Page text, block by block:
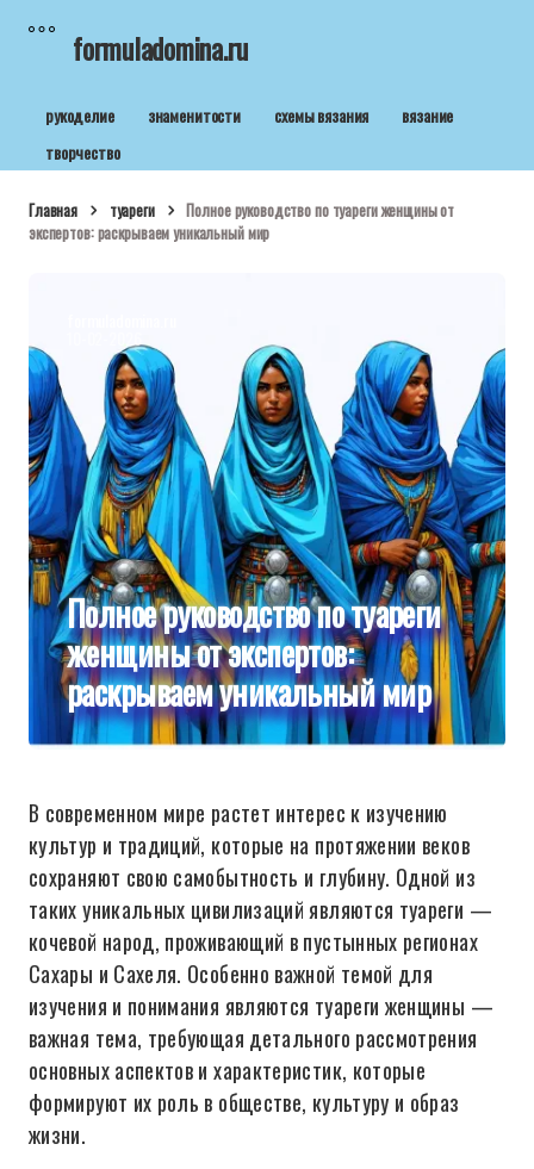
formuladomina.ru
рукоделие знаменитости схемы вязания
вязание
творчество
Главная туареги
Полное руководство по туареги женщины от
экспертов: раскрываем уникальный мир
Полное руководство по туареги
женщины от экспертов:
раскрываем уникальный мир
В современном мире растет интерес к изучению
культур и традиций, которые на протяжении веков
сохраняют свою самобытность и глубину. Одной из
таких уникальных цивилизаций являются туареги —
кочевой народ, проживающий в пустынных регионах
Сахары и Сахеля. Особенно важной темой для
изучения и понимания являются туареги женщины —
важная тема, требующая детального рассмотрения
основных аспектов и характеристик, которые
формируют их роль в обществе, культуру и образ
жизни.